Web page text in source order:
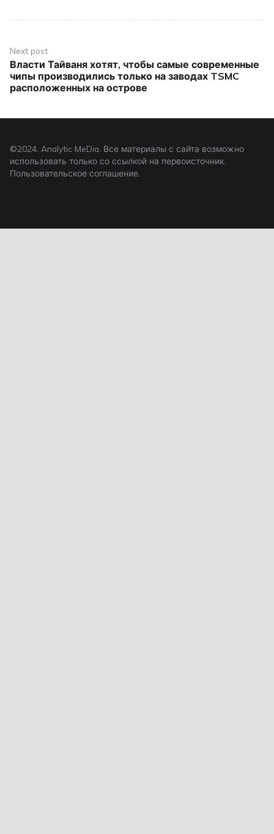
Next post
Next
post:
Власти Тайваня хотят, чтобы самые современные
чипы производились только на заводах TSMC
расположенных на острове
©2024. Analytic MeDia. Все материалы с сайта возможно
использовать только со ссылкой на первоисточник.
Пользовательское соглашение